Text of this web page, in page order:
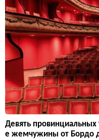
Девять провинциальных
е жемчужины от Бордо